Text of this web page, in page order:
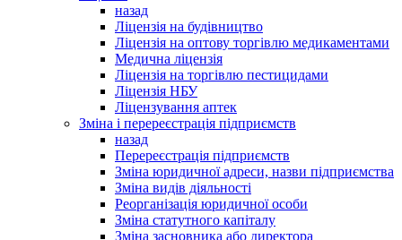
назад
Ліцензія на будівництво
Ліцензія на оптову торгівлю медикаментами
Медична ліцензія
Ліцензія на торгівлю пестицидами
Ліцензія НБУ
Ліцензування аптек
Зміна і перереєстрація підприємств
назад
Перереєстрація підприємств
Зміна юридичної адреси, назви підприємства
Зміна видів діяльності
Реорганізація юридичної особи
Зміна статутного капіталу
Зміна засновника або директора